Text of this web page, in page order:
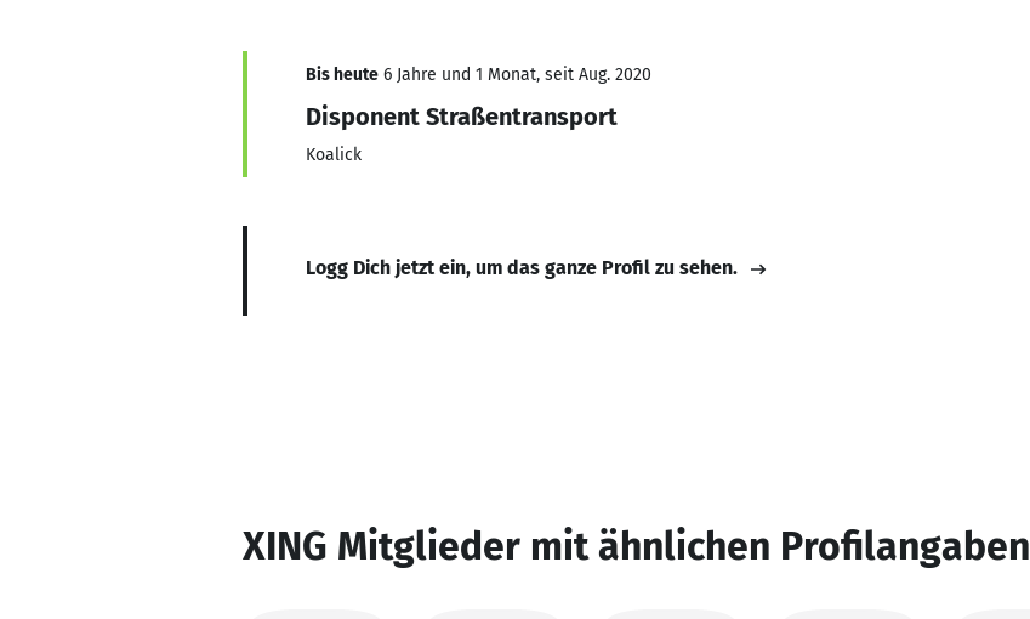
Bis heute 6 Jahre und 1 Monat, seit Aug. 2020
Disponent Straßentransport
Koalick
Logg Dich jetzt ein, um das ganze Profil zu sehen.
XING Mitglieder mit ähnlichen Profilangaben